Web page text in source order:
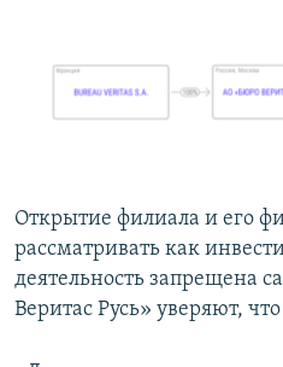
Открытие филиала и его
рассматривать как
деятельность запрещена
Веритас Русь» уверяют,